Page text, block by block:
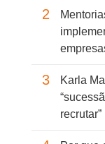
2
3
Karla
recrutar”